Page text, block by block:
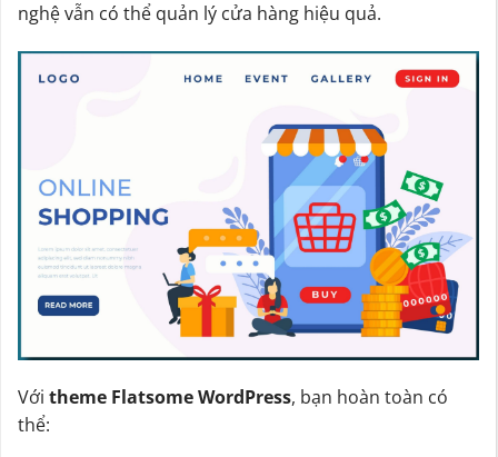
nghệ vẫn có thể quản lý cửa hàng hiệu quả.
Với theme Flatsome WordPress, bạn hoàn toàn có
thể: